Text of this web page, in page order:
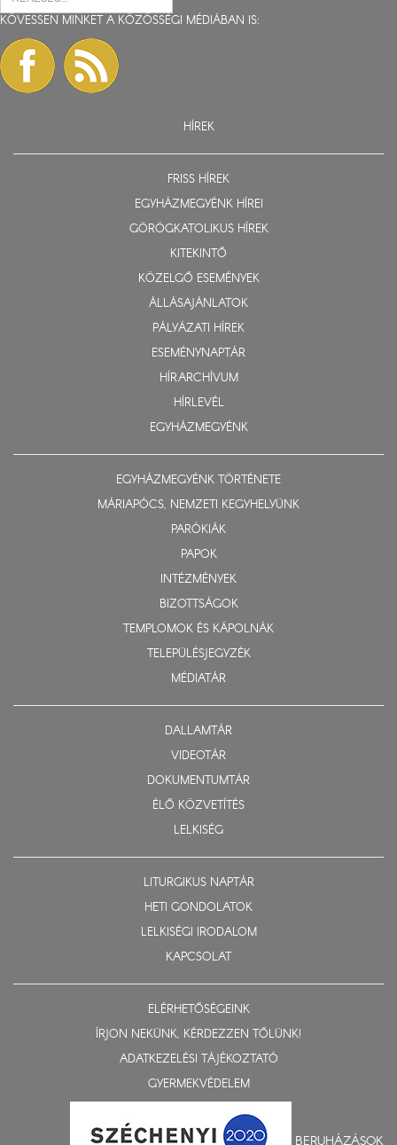
KÖVESSEN MINKET A KÖZÖSSÉGI MÉDIÁBAN IS:
HÍREK
FRISS HÍREK
EGYHÁZMEGYÉNK HÍREI
GÖRÖGKATOLIKUS HÍREK
KITEKINTŐ
KÖZELGŐ ESEMÉNYEK
ÁLLÁSAJÁNLATOK
PÁLYÁZATI HÍREK
ESEMÉNYNAPTÁR
HÍRARCHÍVUM
HÍRLEVÉL
EGYHÁZMEGYÉNK
EGYHÁZMEGYÉNK TÖRTÉNETE
MÁRIAPÓCS, NEMZETI KEGYHELYÜNK
PARÓKIÁK
PAPOK
INTÉZMÉNYEK
BIZOTTSÁGOK
TEMPLOMOK ÉS KÁPOLNÁK
TELEPÜLÉSJEGYZÉK
MÉDIATÁR
DALLAMTÁR
VIDEOTÁR
DOKUMENTUMTÁR
ÉLŐ KÖZVETÍTÉS
LELKISÉG
LITURGIKUS NAPTÁR
HETI GONDOLATOK
LELKISÉGI IRODALOM
KAPCSOLAT
ELÉRHETŐSÉGEINK
ÍRJON NEKÜNK, KÉRDEZZEN TŐLÜNK!
ADATKEZELÉSI TÁJÉKOZTATÓ
GYERMEKVÉDELEM
BERUHÁZÁSOK